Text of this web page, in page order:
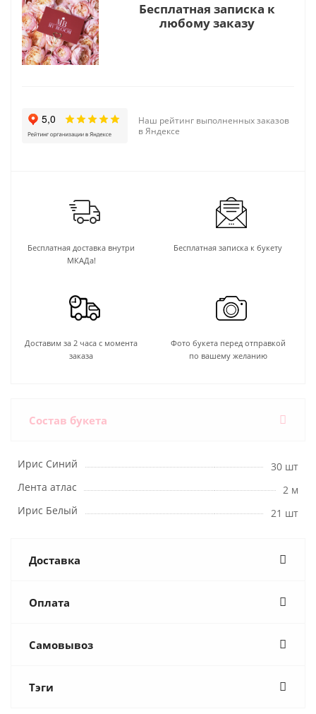
Бесплатная записка к
любому заказу
Наш рейтинг выполненных заказов
в Яндексе
Бесплатная доставка внутри
МКАДа!
Бесплатная записка к букету
Доставим за 2 часа с момента
заказа
Фото букета перед отправкой
по вашему желанию
Состав букета
Ирис Синий
30 шт
Лента атлас
2 м
Ирис Белый
21 шт
Доставка
Оплата
Самовывоз
Тэги